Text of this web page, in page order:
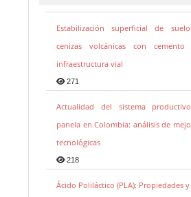
Estabilización superficial de
cenizas volcánicas con
infraestructura vial
271
Actualidad del sistema
panela en Colombia: análisis de
tecnológicas
218
Ácido Poliláctico (PLA): Propiedades